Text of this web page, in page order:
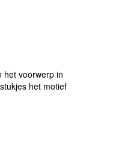
het voorwerp in
het motief